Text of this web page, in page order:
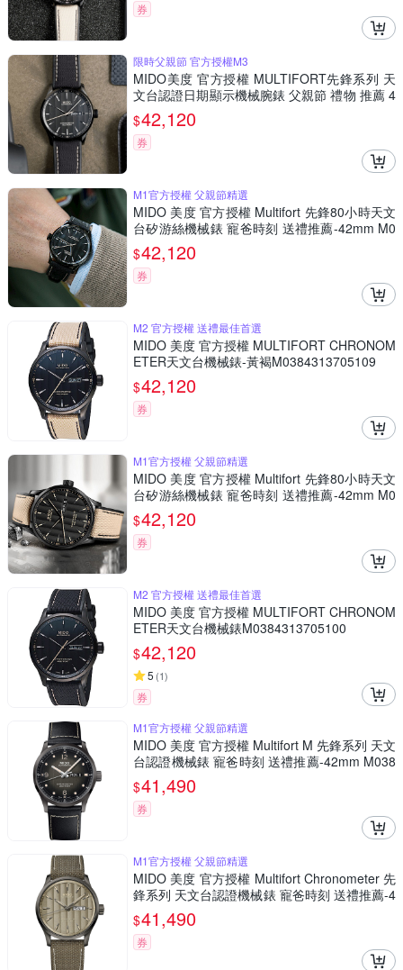
券
限時父親節 官方授權M3
MIDO美度 官方授權 MULTIFORT先鋒系列 天
文台認證日期顯示機械腕錶 父親節 禮物 推薦 4
2mm/M0384313705100
$42,120
券
M1官方授權 父親節精選
MIDO 美度 官方授權 Multifort 先鋒80小時天文
台矽游絲機械錶 寵爸時刻 送禮推薦-42mm M0
384313705100
$42,120
券
M2 官方授權 送禮最佳首選
MIDO 美度 官方授權 MULTIFORT CHRONOM
ETER天文台機械錶-黃褐M0384313705109
$42,120
券
M1官方授權 父親節精選
MIDO 美度 官方授權 Multifort 先鋒80小時天文
台矽游絲機械錶 寵爸時刻 送禮推薦-42mm M0
384313705109
$42,120
券
M2 官方授權 送禮最佳首選
MIDO 美度 官方授權 MULTIFORT CHRONOM
ETER天文台機械錶M0384313705100
$42,120
5 (1)
券
M1官方授權 父親節精選
MIDO 美度 官方授權 Multifort M 先鋒系列 天文
台認證機械錶 寵爸時刻 送禮推薦-42mm M038
4313605700
$41,490
券
M1官方授權 父親節精選
MIDO 美度 官方授權 Multifort Chronometer 先
鋒系列 天文台認證機械錶 寵爸時刻 送禮推薦-4
2mm M0384313709100
$41,490
券